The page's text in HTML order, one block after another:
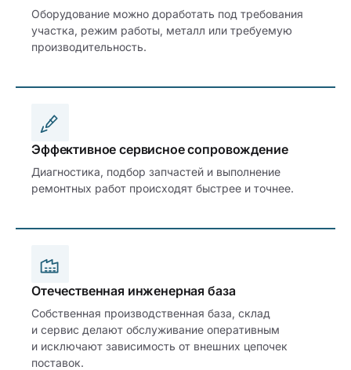
Оборудование можно доработать под требования
участка, режим работы, металл или требуемую
производительность.
Эффективное сервисное сопровождение
Диагностика, подбор запчастей и выполнение
ремонтных работ происходят быстрее и точнее.
Отечественная инженерная база
Собственная производственная база, склад
и сервис делают обслуживание оперативным
и исключают зависимость от внешних цепочек
поставок.